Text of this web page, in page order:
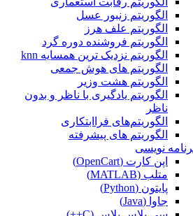
الگوریتم زنبور عسل
الگوریتم علف هرز
الگوریتم فروشنده دوره گرد
الگوریتم نزدیک ترین همسایه knn
الگوریتم های هوش جمعی
الگوریتم هشت وزیر
الگوریتم یادگیری با ناظر و بدون
ناظر
الگوریتم‌های فراابتکاری
الگوریتم های پیشرفته
نویسی
اپن کارت (OpenCart)
متلب (MATLAB)
پایتون (Python)
جاوا (Java)